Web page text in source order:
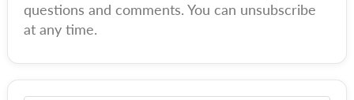
questions and comments. You can unsubscribe
at any time.